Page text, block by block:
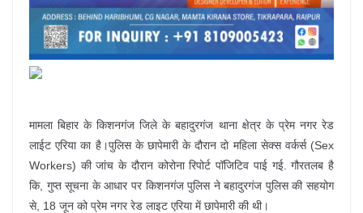
मामला बिहार के किशनगंज जिले के बहादुरगंज थाना क्षेत्र के प्रेम नगर रेड
लाईट एरिया का है।पुलिस के छापेमारी के दौरान दो महिला सेक्स वर्कर्स (Sex
Workers) की जांच के दौरान कोरोना रिपोर्ट पॉजिटिव पाई गई. गौरतलब है
कि, गुप्त सूचना के आधार पर किशनगंज पुलिस ने बहादुरगंज पुलिस की सहयोग
से, 18 जून को प्रेम नगर रेड लाइट एरिया में छापेमारी की थी।